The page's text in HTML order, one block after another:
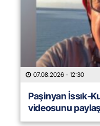
07.08.2026 - 12:30
Paşinyan İssık-
videosunu